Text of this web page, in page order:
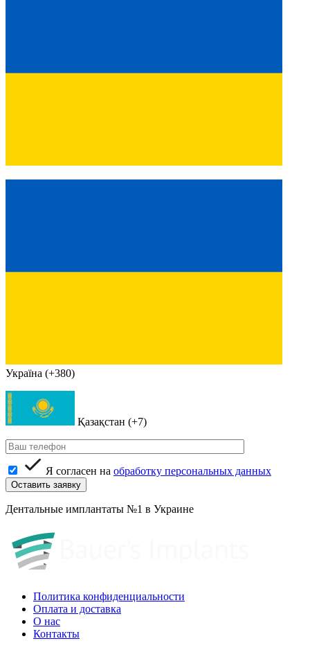
Україна (+380)
Қазақстан (+7)
Я согласен на обработку персональных данных
Дентальные имплантаты №1 в Украине
Политика конфиденциальности
Оплата и доставка
О нас
Контакты